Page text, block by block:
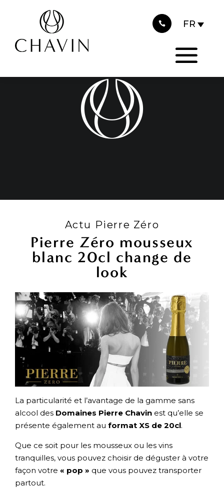
Actu Pierre Zéro
Pierre Zéro mousseux
blanc 20cl change de
look
La particularité et l’avantage de la gamme sans
alcool des Domaines Pierre Chavin est qu’elle se
présente également au format XS de 20cl.
Que ce soit pour les mousseux ou les vins
tranquilles, vous pouvez choisir de déguster à votre
façon votre « pop » que vous pouvez transporter
partout.